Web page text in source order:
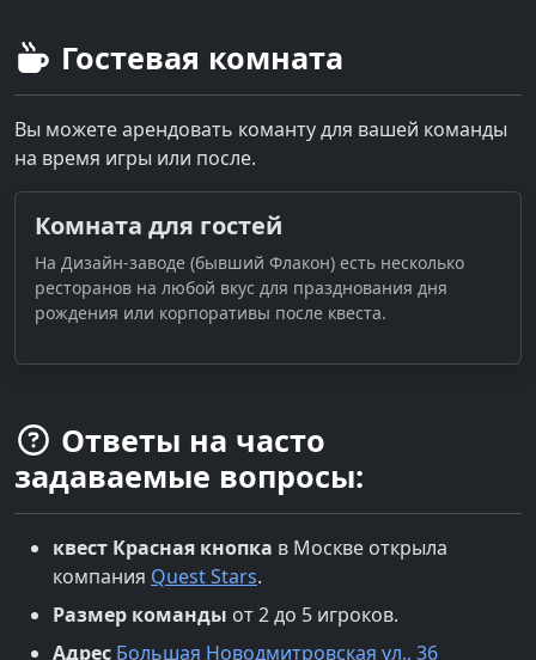
Гостевая комната
Вы можете арендовать команту для вашей команды
на время игры или после.
Комната для гостей
На Дизайн-заводе (бывший Флакон) есть несколько
ресторанов на любой вкус для празднования дня
рождения или корпоративы после квеста.
Ответы на часто
задаваемые вопросы:
квест Красная кнопка в Москве открыла
компания Quest Stars.
Размер команды от 2 до 5 игроков.
Адрес Большая Новодмитровская ул., 36